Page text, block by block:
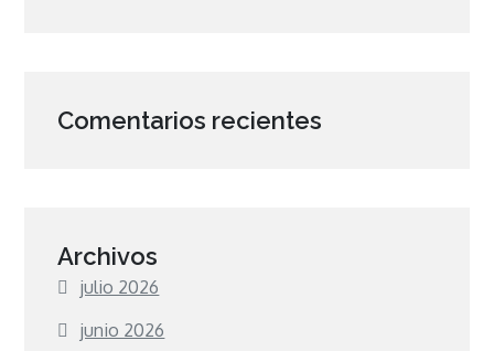
Comentarios recientes
Archivos
julio 2026
junio 2026